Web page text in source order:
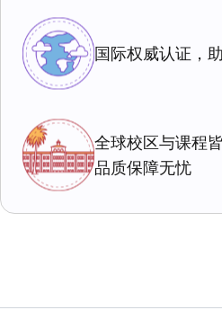
国际权威认证，
全球校区与课程
品质保障无忧